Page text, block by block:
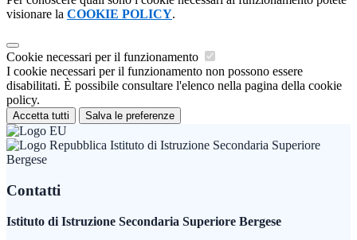
visionare la COOKIE POLICY.
Cookie necessari per il funzionamento
I cookie necessari per il funzionamento non possono essere
disabilitati. È possibile consultare l'elenco nella pagina della cookie
policy.
Accetta tutti Salva le preferenze
Istituto di Istruzione Secondaria Superiore
Bergese
Contatti
Istituto di Istruzione Secondaria Superiore Bergese